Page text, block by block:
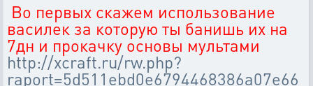
Во первых скажем использование
василек за которую ты банишь их на
7дн и прокачку основы мультами
http://xcraft.ru/rw.php?
raport=5d511ebd0e6794468386a07e66